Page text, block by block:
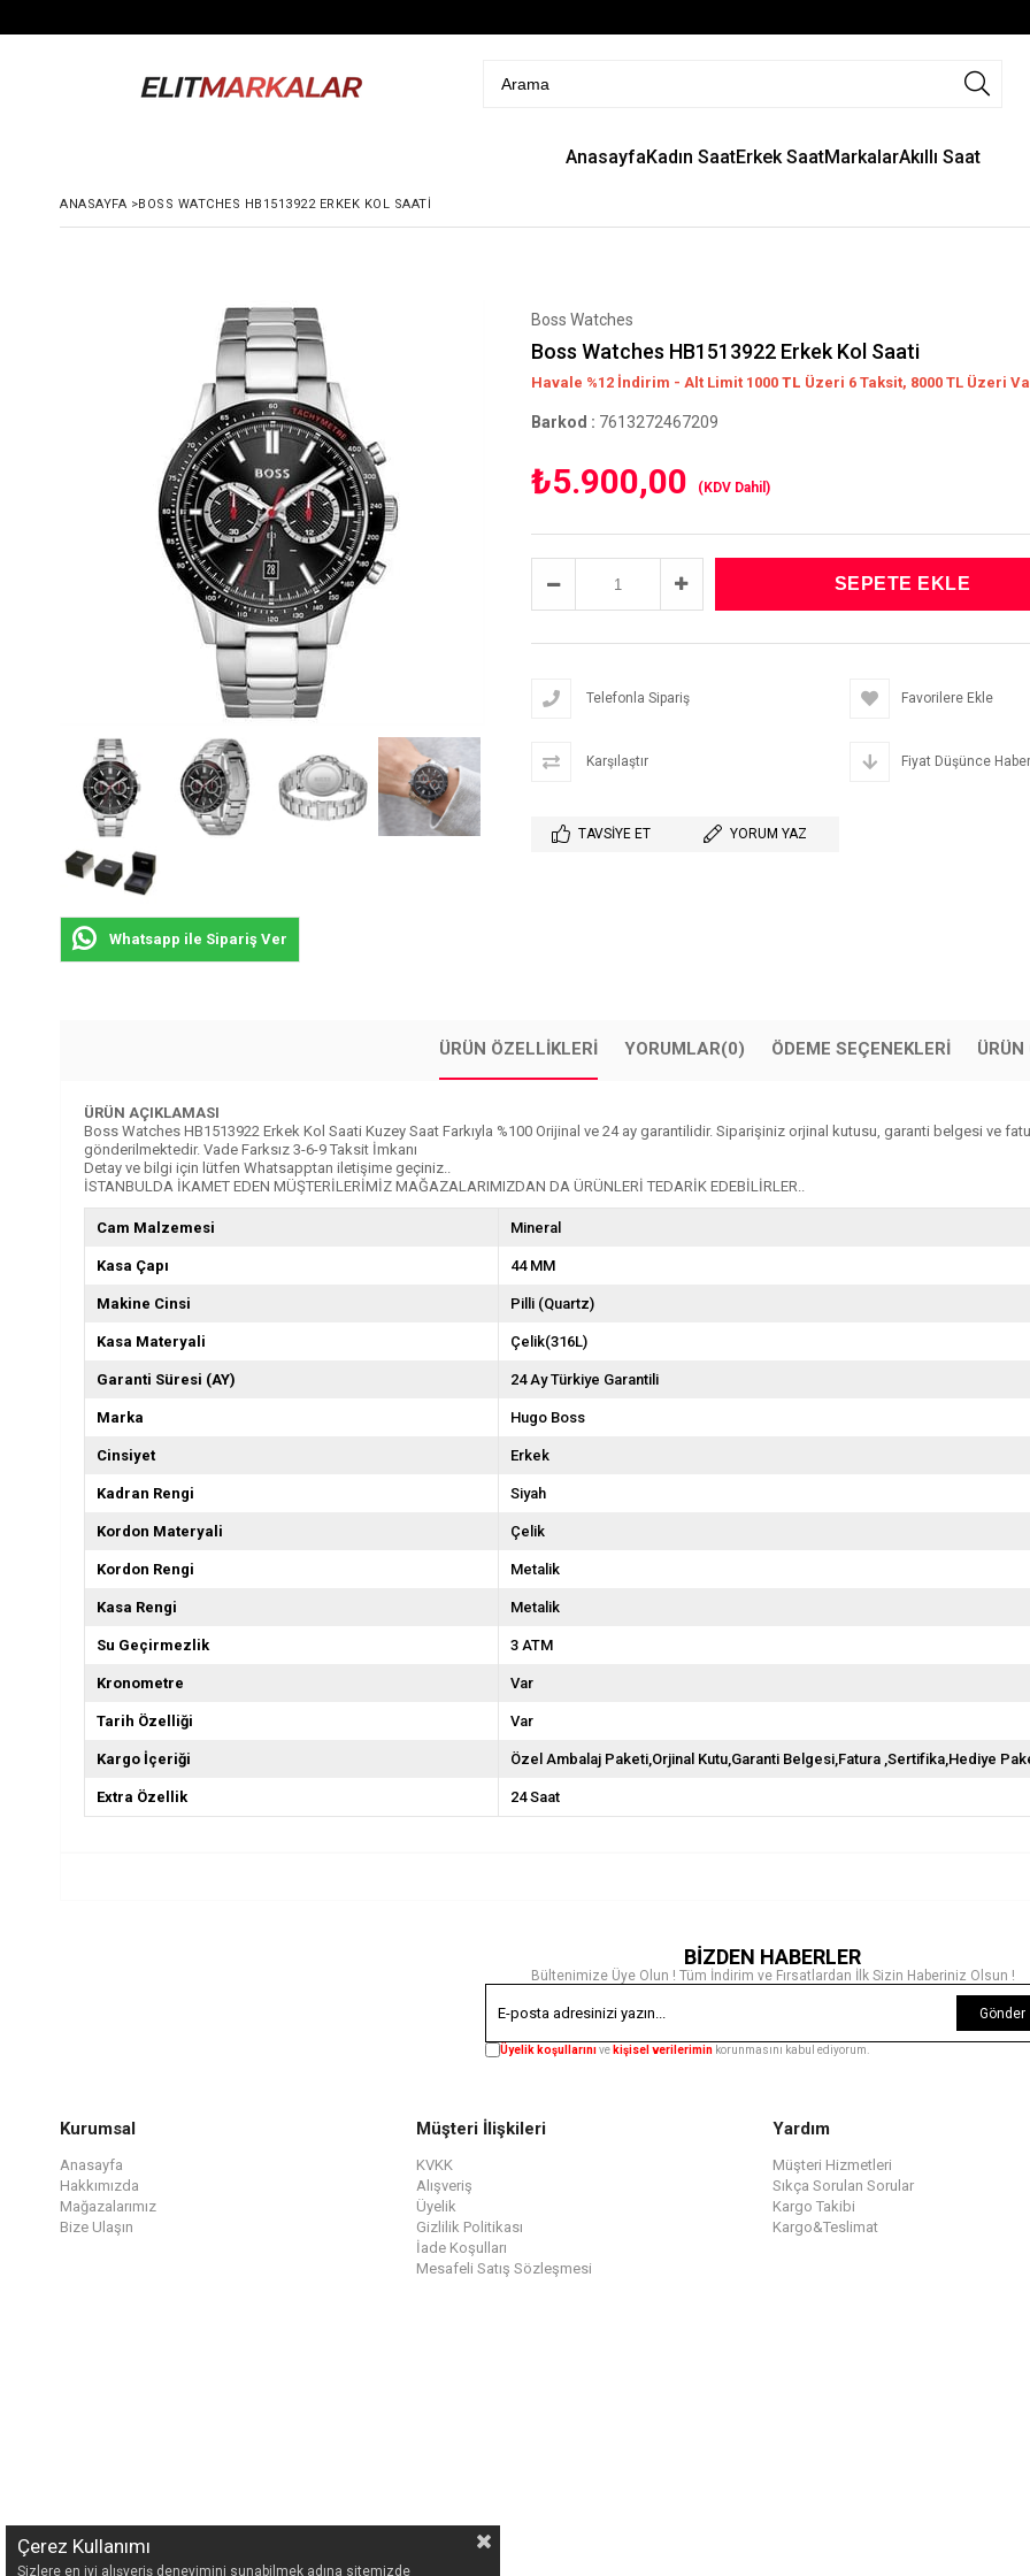
AnasayfaKadın SaatErkek SaatMarkalarAkıllı Saat
ANASAYFA >BOSS WATCHES HB1513922 ERKEK KOL SAATI
Whatsapp ile Sipariş Ver
Boss Watches
Boss Watches HB1513922 Erkek Kol Saati
Havale %12 İndirim - Alt Limit 1000 TL Üzeri 6 Taksit, 8000 TL Üzeri
Barkod : 7613272467209
₺5.900,00 (KDV Dahil)
Telefonla Sipariş Favorilere Ekle
Karşılaştır Fiyat Düşünce
TAVSIYE ET YORUM YAZ
ÜRÜN ÖZELLIKLERI YORUMLAR(0) ÖDEME SEÇENEKLERI ÜRÜN
ÜRÜN AÇIKLAMASI
Boss Watches HB1513922 Erkek Kol Saati Kuzey Saat Farkıyla %100 Orijinal ve 24 ay garantilidir. Siparişiniz orjinal kutusu, garanti belgesi ve
gönderilmektedir. Vade Farksız 3-6-9 Taksit İmkanı
Detay ve bilgi için lütfen Whatsapptan iletişime geçiniz..
İSTANBULDA İKAMET EDEN MÜŞTERİLERİMİZ MAĞAZALARIMIZDAN DA ÜRÜNLERİ TEDARİK EDEBİLİRLER..
Cam Malzemesi Mineral
Kasa Çapı 44 MM
Makine Cinsi Pilli (Quartz)
Kasa Materyali Çelik(316L)
Garanti Süresi (AY) 24 Ay Türkiye Garantili
Marka Hugo Boss
Cinsiyet Erkek
Kadran Rengi Siyah
Kordon Materyali Çelik
Kordon Rengi Metalik
Kasa Rengi Metalik
Su Geçirmezlik 3 ATM
Kronometre Var
Tarih Özelliği Var
Kargo İçeriği Özel Ambalaj Paketi,Orjinal Kutu,Garanti Belgesi,Fatura ,Sertifika,Hediye
Extra Özellik 24 Saat
BİZDEN HABERLER
Bültenimize Üye Olun ! Tüm İndirim ve Fırsatlardan İlk Sizin Haberiniz Olsun !
Gönder
Üyelik koşullarınıve kişisel verilerimin korunmasını kabul ediyorum.
Kurumsal
Anasayfa
Hakkımızda
Mağazalarımız
Bize Ulaşın
Müşteri İlişkileri
KVKK
Alışveriş
Üyelik
Gizlilik Politikası
İade Koşulları
Mesafeli Satış Sözleşmesi
Yardım
Müşteri Hizmetleri
Sıkça Sorulan Sorular
Kargo Takibi
Kargo&Teslimat
Çerez Kullanımı
Sizlere en iyi alışveriş deneyimini sunabilmek adına sitemizde